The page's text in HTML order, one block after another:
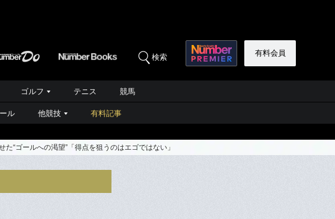
検索 有料会員
ゴルフ テニス 競馬
ル 他競技 有料記事
“ゴールへの渇望”「得点を狙うのはエゴではない」